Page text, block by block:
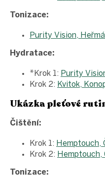
Tonizace:
Purity Vision,
Hydratace:
*Krok 1: Purity
Krok 2: Kvitok,
Ukázka pleťové
Čištění:
Krok 1: Hemptouch,
Krok 2: Hemptouch,
Tonizace: